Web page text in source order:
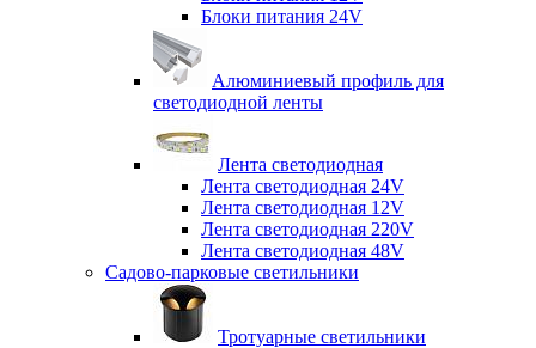
Блоки питания 24V
Алюминиевый профиль для
светодиодной ленты
Лента светодиодная
Лента светодиодная 24V
Лента светодиодная 12V
Лента светодиодная 220V
Лента светодиодная 48V
Садово-парковые светильники
Тротуарные светильники